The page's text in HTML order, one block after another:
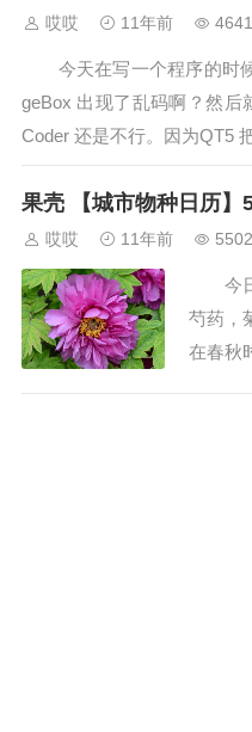
哎哎 11年前 4641
今天在写一个程序的时候
geBox 出现了乱码啊？然后
Coder 还是不行。因为QT5
r(&...
果壳 【城市物种日历】
哎哎 11年前 5502
今日
芍药，
在春秋